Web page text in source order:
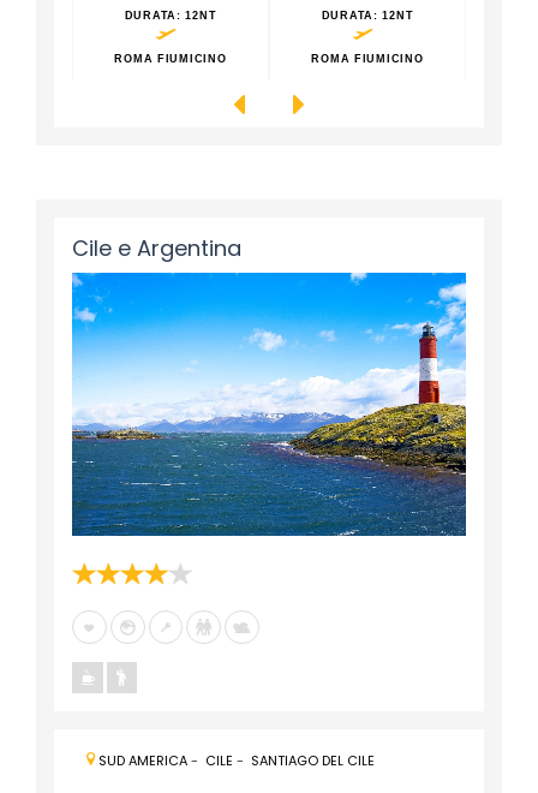
DURATA: 12NT
ROMA FIUMICINO
DURATA: 12NT
ROMA FIUMICINO
Cile e Argentina
SUD AMERICA- CILE - SANTIAGO DEL CILE